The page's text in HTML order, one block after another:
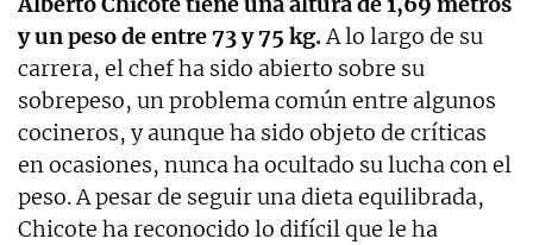
y un peso de entre 73 y 75 kg.A lo largo de su
carrera, el chef ha sido abierto sobre su
sobrepeso, un problema común entre algunos
cocineros, y aunque ha sido objeto de críticas
en ocasiones, nunca ha ocultado su lucha con el
peso. A pesar de seguir una dieta equilibrada,
Chicote ha reconocido lo difícil que le ha